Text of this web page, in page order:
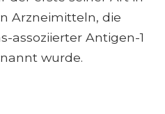
Arzneimitteln, die
assoziierter Antigen-1
wurde.